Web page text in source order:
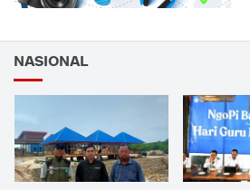
NASIONAL